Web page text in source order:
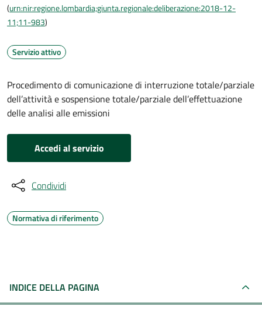
(urn:nir:regione.lombardia;giunta.regionale:deliberazione:2018-12-
11;11-983)
Servizio attivo
Procedimento di comunicazione di interruzione totale/parziale
dell’attività e sospensione totale/parziale dell’effettuazione
delle analisi alle emissioni
Accedi al servizio
Condividi
Normativa di riferimento
INDICE DELLA PAGINA